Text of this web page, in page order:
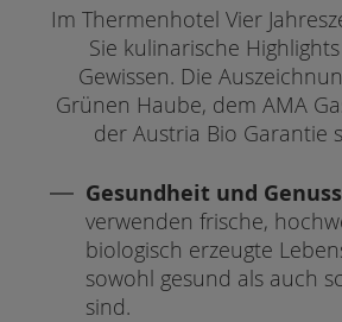
Im Thermenhotel Vier
Sie kulinarische
Gewissen. Die
Grünen Haube, dem AMA
der Austria Bio Garantie
Gesundheit und Genuss
verwenden frische,
biologisch erzeugte
sowohl gesund als auch
sind.